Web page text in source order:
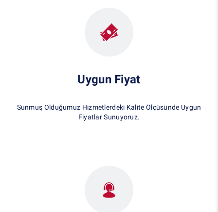
Uygun Fiyat
Sunmuş Olduğumuz Hizmetlerdeki Kalite Ölçüsünde Uygun
Fiyatlar Sunuyoruz.